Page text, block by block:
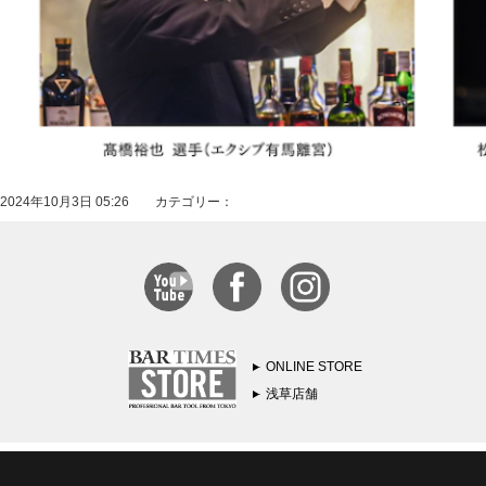
2024年10月3日 05:26 カテゴリー：
ONLINE STORE
浅草店舗